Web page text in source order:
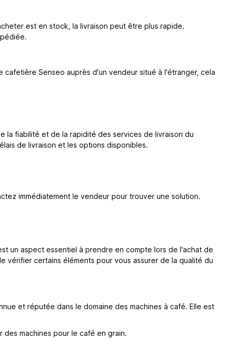
est en stock, la livraison peut être plus rapide.
Senseo auprès d'un vendeur situé à l'étranger, cela
la fiabilité et de la rapidité des services de livraison du
de livraison et les options disponibles.
immédiatement le vendeur pour trouver une solution.
un aspect essentiel à prendre en compte lors de l'achat de
vérifier certains éléments pour vous assurer de la qualité du
et réputée dans le domaine des machines à café. Elle est
machines pour le café en grain.